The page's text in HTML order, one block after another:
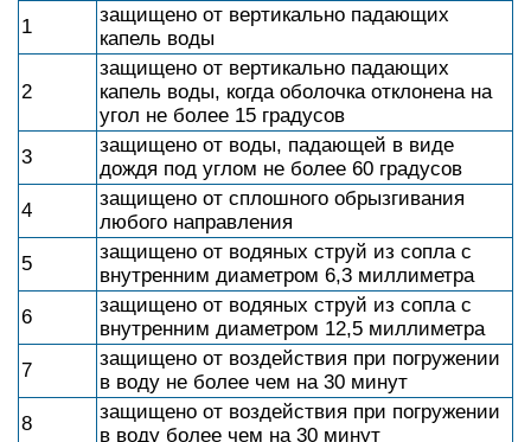
1
защищено от вертикально падающих
капель воды
2
защищено от вертикально падающих
капель воды, когда оболочка отклонена на
угол не более 15 градусов
3
защищено от воды, падающей в виде
дождя под углом не более 60 градусов
4
защищено от сплошного обрызгивания
любого направления
5
защищено от водяных струй из сопла с
внутренним диаметром 6,3 миллиметра
6
защищено от водяных струй из сопла с
внутренним диаметром 12,5 миллиметра
7
защищено от воздействия при погружении
в воду не более чем на 30 минут
8
защищено от воздействия при погружении
в воду более чем на 30 минут